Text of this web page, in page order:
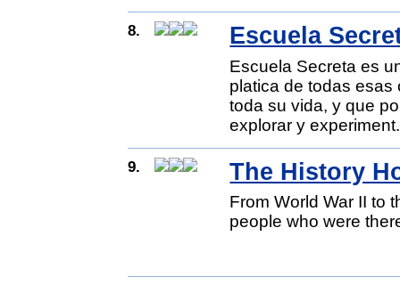
8. Escuela
Escuela Secreta es
platica de todas
toda su vida, y que
explorar y
9. The History
From World War II to
people who were